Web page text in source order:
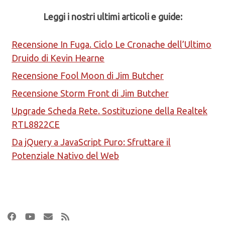
Leggi i nostri ultimi articoli e guide:
Recensione In Fuga. Ciclo Le Cronache dell’Ultimo
Druido di Kevin Hearne
Recensione Fool Moon di Jim Butcher
Recensione Storm Front di Jim Butcher
Upgrade Scheda Rete. Sostituzione della Realtek
RTL8822CE
Da jQuery a JavaScript Puro: Sfruttare il
Potenziale Nativo del Web